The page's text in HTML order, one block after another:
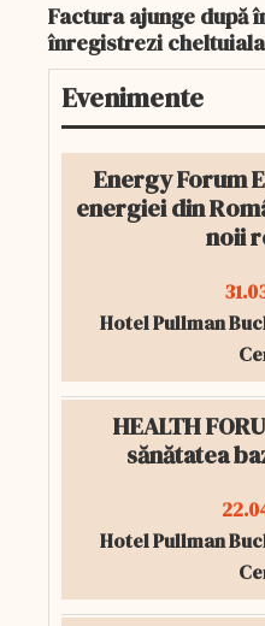
Factura ajunge după
înregistrezi
Evenimente
Energy Forum
energiei din
noii
Hotel Pullman
HEALTH
sănătatea
Hotel Pullman